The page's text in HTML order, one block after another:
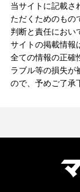
当サイトに記載さ
ただくためのもの
判断と責任におい
サイトの掲載情報
全ての情報の正確
ラブル等の損失が
ので、予めご了承